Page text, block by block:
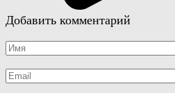
Добавить комментарий
Имя
Email